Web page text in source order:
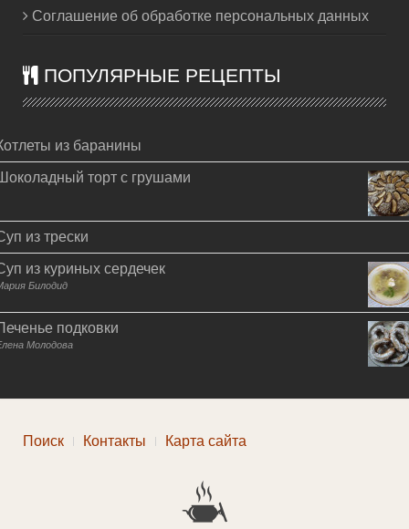
Соглашение об обработке персональных данных
ПОПУЛЯРНЫЕ РЕЦЕПТЫ
из баранины
торт с грушами
из трески
из куриных сердечек
Билодид
подковки
Молодова
Поиск Контакты Карта сайта